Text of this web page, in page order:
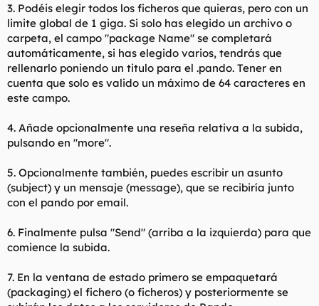
3. Podéis elegir todos los ficheros que quieras, pero con un
limite global de 1 giga. Si solo has elegido un archivo o
carpeta, el campo "package Name" se completará
automáticamente, si has elegido varios, tendrás que
rellenarlo poniendo un titulo para el .pando. Tener en
cuenta que solo es valido un máximo de 64 caracteres en
este campo.
4. Añade opcionalmente una reseña relativa a la subida,
pulsando en "more".
5. Opcionalmente también, puedes escribir un asunto
(subject) y un mensaje (message), que se recibiría junto
con el pando por email.
6. Finalmente pulsa "Send" (arriba a la izquierda) para que
comience la subida.
7. En la ventana de estado primero se empaquetará
(packaging) el fichero (o ficheros) y posteriormente se